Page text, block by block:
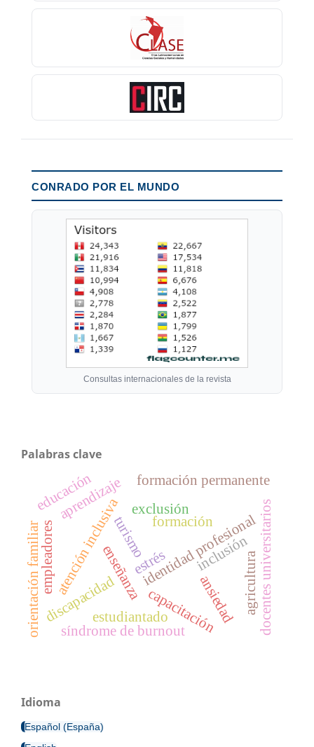
CONRADO POR EL MUNDO
Consultas internacionales de la revista
Palabras clave
formación
atención inclusiva identidad profesional
enseñanza
aprendizaje
inclusión
exclusión
discapacidad capacitación
estrés
ansiedad docentes universitarios
síndrome de burnout
formación permanente
orientación familiar agricultura
turismo
educación
empleadores
estudiantado
Idioma
Español (España)